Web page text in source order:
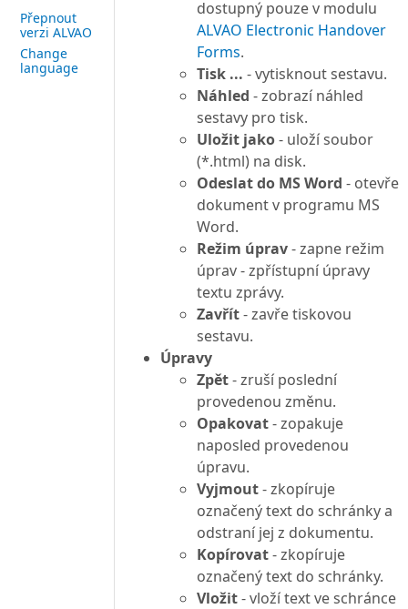
Přepnout
verzi ALVAO
Change
language
dostupný pouze v modulu
ALVAO Electronic Handover
Forms.
Tisk ... - vytisknout sestavu.
Náhled - zobrazí náhled
sestavy pro tisk.
Uložit jako- uloží soubor
(*.html) na disk.
Odeslat do MS Word - otevře
dokument v programu MS
Word.
Režim úprav- zapne režim
úprav - zpřístupní úpravy
textu zprávy.
Zavřít- zavře tiskovou
sestavu.
Úpravy
Zpět- zruší poslední
provedenou změnu.
Opakovat- zopakuje
naposled provedenou
úpravu.
Vyjmout- zkopíruje
označený text do schránky a
odstraní jej z dokumentu.
Kopírovat- zkopíruje
označený text do schránky.
Vložit- vloží text ve schránce